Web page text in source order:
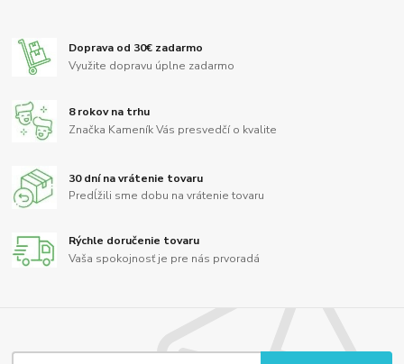
Doprava od 30€ zadarmo
Využite dopravu úplne zadarmo
8 rokov na trhu
Značka Kameník Vás presvedčí o kvalite
30 dní na vrátenie tovaru
Predĺžili sme dobu na vrátenie tovaru
Rýchle doručenie tovaru
Vaša spokojnosť je pre nás prvoradá